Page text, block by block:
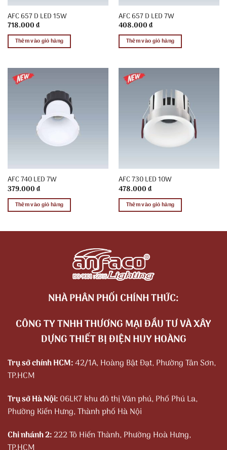
AFC 657 D LED 15W
718.000₫
Thêm vào giỏ hàng
AFC 657 D LED 7W
408.000₫
Thêm vào giỏ hàng
AFC 740 LED 7W
379.000₫
Thêm vào giỏ hàng
AFC 730 LED 10W
478.000₫
Thêm vào giỏ hàng
NHÀ PHÂN PHỐI CHÍNH THỨC:
CÔNG TY TNHH THƯƠNG MẠI ĐẦU TƯ VÀ XÂY
DỰNG THIẾT BỊ ĐIỆN HUY HOÀNG
Trụ sở chính HCM:42/1A, Hoàng Bật Đạt, Phường Tân Sơn,
TP.HCM
Trụ sở Hà Nội:06LK7 khu đô thị Văn phú, Phố Phú La,
Phường Kiến Hưng, Thành phố Hà Nội
Chi nhánh 2:222 Tô Hiến Thành, Phường Hoà Hưng,